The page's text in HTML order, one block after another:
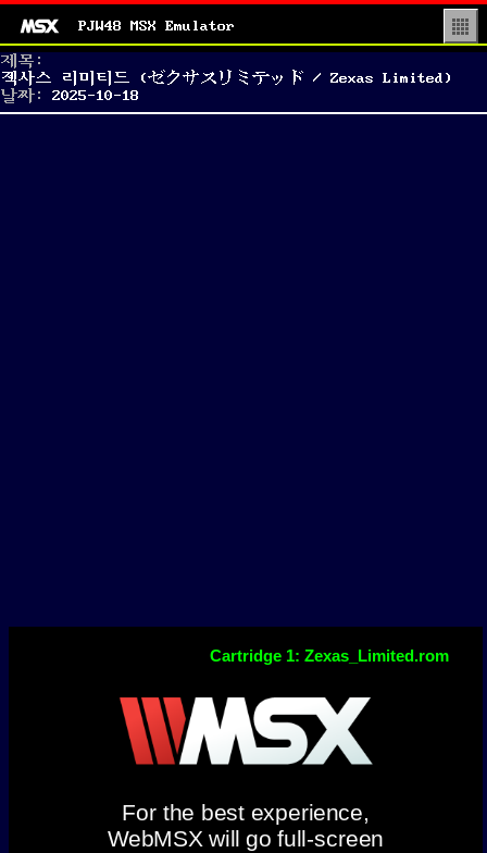
PJW48 MSX Emulator
▒
제목:
젝사스 리미티드 (ゼクサスリミテッド / Zexas Limited)
날짜:
Posted
on
2025-10-18
For the best experience,
WebMSX will go full-screen
Cartridge 1: Zexas_Limited.rom